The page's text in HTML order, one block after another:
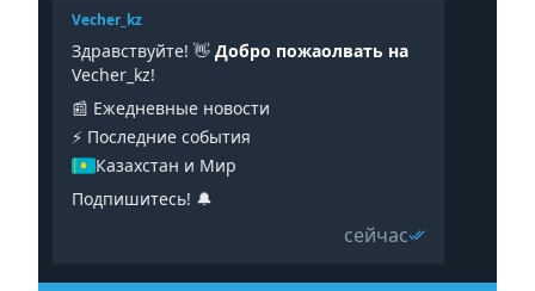
Vecher_kz
Здравствуйте! 👋 Добро пожаолвать на
Vecher_kz!
📰 Ежедневные новости
⚡️ Последние события
Казахстан и Мир
Подпишитесь! 🔔
сейчас